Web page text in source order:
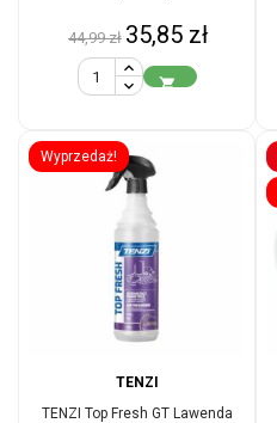
Cena
podstawowa
44,99 zł Cena
35,85 zł

Wyprzedaż!
TENZI
TENZI Top Fresh GT Lawenda